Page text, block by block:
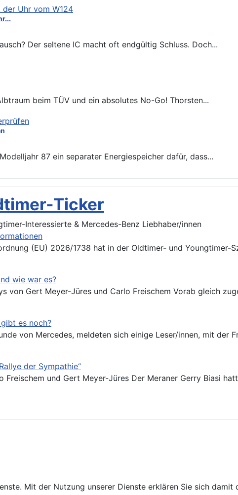
107
Der seltene IC macht oft endgültig Schluss. Doch...
beim TÜV und ein absolutes No-Go! Thorsten...
87 ein separater Energiespeicher dafür, dass...
Ticker
Interessierte & Mercedes-Benz Liebhaber/innen
(EU) 2026/1738 hat in der Oldtimer- und Youngtimer-
wie war es?
von Gert Meyer-Jüres und Carlo Freischem Vorab gleich
es noch?
von Mercedes, meldeten sich einige Leser/innen, mit der
der Sympathie“
und Gert Meyer-Jüres Der Meraner Gerry Biasi
Mit der Nutzung unserer Dienste erklären Sie sich